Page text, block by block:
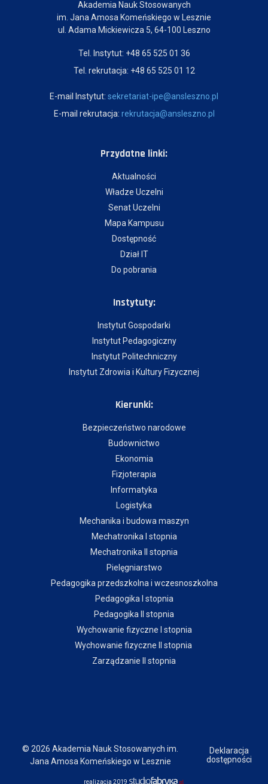
Akademia Nauk Stosowanych
im. Jana Amosa Komeńskiego w Lesznie
ul. Adama Mickiewicza 5, 64-100 Leszno
Tel. Instytut: +48 65 525 01 36
Tel. rekrutacja: +48 65 525 01 12
E-mail Instytut: sekretariat-ipe@ansleszno.pl
E-mail rekrutacja: rekrutacja@ansleszno.pl
Przydatne linki:
Aktualności
Władze Uczelni
Senat Uczelni
Mapa Kampusu
Dostępność
Dział IT
Do pobrania
Instytuty:
Instytut Gospodarki
Instytut Pedagogiczny
Instytut Politechniczny
Instytut Zdrowia i Kultury Fizycznej
Kierunki:
Bezpieczeństwo narodowe
Budownictwo
Ekonomia
Fizjoterapia
Informatyka
Logistyka
Mechanika i budowa maszyn
Mechatronika I stopnia
Mechatronika II stopnia
Pielęgniarstwo
Pedagogika przedszkolna i wczesnoszkolna
Pedagogika I stopnia
Pedagogika II stopnia
Wychowanie fizyczne I stopnia
Wychowanie fizyczne II stopnia
Zarządzanie II stopnia
© 2026 Akademia Nauk Stosowanych im.
Jana Amosa Komeńskiego w Lesznie
Deklaracja
dostępności
realizacja 2019